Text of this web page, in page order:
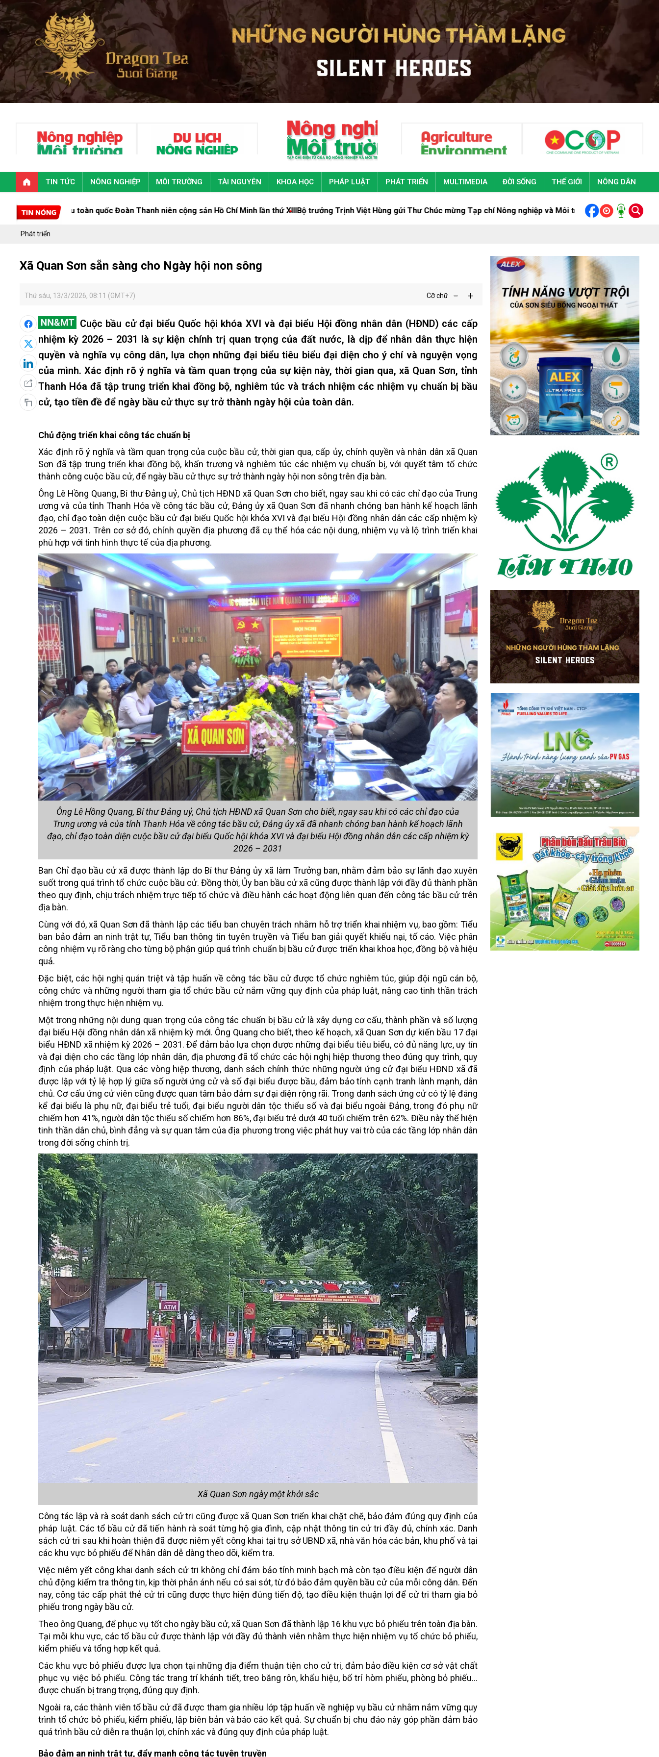
TIN TỨC NÔNG NGHIỆP MÔI TRƯỜNG TÀI NGUYÊN KHOA HỌC PHÁP LUẬT PHÁT TRIỂN MULTIMEDIA ĐỜI SỐNG THẾ GIỚI NÔNG DÂN
toàn quốc Đoàn Thanh niên cộng sản Hồ Chí Minh lần thứ XIIIBộ trưởng Trịnh Việt Hùng gửi Thư Chúc mừng Tạp chí Nông nghiệp và Môi trường nhân Kỷ niệm 101 năm Ngày Báo
Phát triển
Xã Quan Sơn sẵn sàng cho Ngày hội non sông
Thứ sáu, 13/3/2026, 08:11 (GMT+7) Cỡ chữ
Cuộc bầu cử đại biểu Quốc hội khóa XVI và đại biểu Hội đồng nhân dân (HĐND) các cấp
nhiệm kỳ 2026 – 2031 là sự kiện chính trị quan trọng của đất nước, là dịp để nhân dân thực hiện
quyền và nghĩa vụ công dân, lựa chọn những đại biểu tiêu biểu đại diện cho ý chí và nguyện vọng
của mình. Xác định rõ ý nghĩa và tầm quan trọng của sự kiện này, thời gian qua, xã Quan Sơn, tỉnh
Thanh Hóa đã tập trung triển khai đồng bộ, nghiêm túc và trách nhiệm các nhiệm vụ chuẩn bị bầu
cử, tạo tiền đề để ngày bầu cử thực sự trở thành ngày hội của toàn dân.
Chủ động triển khai công tác chuẩn bị
Xác định rõ ý nghĩa và tầm quan trọng của cuộc bầu cử, thời gian qua, cấp ủy, chính quyền và nhân dân xã Quan
Sơn đã tập trung triển khai đồng bộ, khẩn trương và nghiêm túc các nhiệm vụ chuẩn bị, với quyết tâm tổ chức
thành công cuộc bầu cử, để ngày bầu cử thực sự trở thành ngày hội non sông trên địa bàn.
Ông Lê Hồng Quang, Bí thư Đảng uỷ, Chủ tịch HĐND xã Quan Sơn cho biết, ngay sau khi có các chỉ đạo của Trung
ương và của tỉnh Thanh Hóa về công tác bầu cử, Đảng ủy xã Quan Sơn đã nhanh chóng ban hành kế hoạch lãnh
đạo, chỉ đạo toàn diện cuộc bầu cử đại biểu Quốc hội khóa XVI và đại biểu Hội đồng nhân dân các cấp nhiệm kỳ
2026 – 2031. Trên cơ sở đó, chính quyền địa phương đã cụ thể hóa các nội dung, nhiệm vụ và lộ trình triển khai
phù hợp với tình hình thực tế của địa phương.
Ông Lê Hồng Quang, Bí thư Đảng uỷ, Chủ tịch HĐND xã Quan Sơn cho biết, ngay sau khi có các chỉ đạo của
Trung ương và của tỉnh Thanh Hóa về công tác bầu cử, Đảng ủy xã đã nhanh chóng ban hành kế hoạch lãnh
đạo, chỉ đạo toàn diện cuộc bầu cử đại biểu Quốc hội khóa XVI và đại biểu Hội đồng nhân dân các cấp nhiệm kỳ
2026 – 2031
Ban Chỉ đạo bầu cử xã được thành lập do Bí thư Đảng ủy xã làm Trưởng ban, nhằm đảm bảo sự lãnh đạo xuyên
suốt trong quá trình tổ chức cuộc bầu cử. Đồng thời, Ủy ban bầu cử xã cũng được thành lập với đầy đủ thành phần
theo quy định, chịu trách nhiệm trực tiếp tổ chức và điều hành các hoạt động liên quan đến công tác bầu cử trên
địa bàn.
Cùng với đó, xã Quan Sơn đã thành lập các tiểu ban chuyên trách nhằm hỗ trợ triển khai nhiệm vụ, bao gồm: Tiểu
ban bảo đảm an ninh trật tự, Tiểu ban thông tin tuyên truyền và Tiểu ban giải quyết khiếu nại, tố cáo. Việc phân
công nhiệm vụ rõ ràng cho từng bộ phận giúp quá trình chuẩn bị bầu cử được triển khai khoa học, đồng bộ và hiệu
quả.
Đặc biệt, các hội nghị quán triệt và tập huấn về công tác bầu cử được tổ chức nghiêm túc, giúp đội ngũ cán bộ,
công chức và những người tham gia tổ chức bầu cử nắm vững quy định của pháp luật, nâng cao tinh thần trách
nhiệm trong thực hiện nhiệm vụ.
Một trong những nội dung quan trọng của công tác chuẩn bị bầu cử là xây dựng cơ cấu, thành phần và số lượng
đại biểu Hội đồng nhân dân xã nhiệm kỳ mới. Ông Quang cho biết, theo kế hoạch, xã Quan Sơn dự kiến bầu 17 đại
biểu HĐND xã nhiệm kỳ 2026 – 2031. Để đảm bảo lựa chọn được những đại biểu tiêu biểu, có đủ năng lực, uy tín
và đại diện cho các tầng lớp nhân dân, địa phương đã tổ chức các hội nghị hiệp thương theo đúng quy trình, quy
định của pháp luật. Qua các vòng hiệp thương, danh sách chính thức những người ứng cử đại biểu HĐND xã đã
được lập với tỷ lệ hợp lý giữa số người ứng cử và số đại biểu được bầu, đảm bảo tính cạnh tranh lành mạnh, dân
chủ. Cơ cấu ứng cử viên cũng được quan tâm bảo đảm sự đại diện rộng rãi. Trong danh sách ứng cử có tỷ lệ đáng
kể đại biểu là phụ nữ, đại biểu trẻ tuổi, đại biểu người dân tộc thiểu số và đại biểu ngoài Đảng, trong đó phụ nữ
chiếm hơn 41%, người dân tộc thiểu số chiếm hơn 86%, đại biểu trẻ dưới 40 tuổi chiếm trên 62%. Điều này thể hiện
tinh thần dân chủ, bình đẳng và sự quan tâm của địa phương trong việc phát huy vai trò của các tầng lớp nhân dân
trong đời sống chính trị.
Xã Quan Sơn ngày một khởi sắc
Công tác lập và rà soát danh sách cử tri cũng được xã Quan Sơn triển khai chặt chẽ, bảo đảm đúng quy định của
pháp luật. Các tổ bầu cử đã tiến hành rà soát từng hộ gia đình, cập nhật thông tin cử tri đầy đủ, chính xác. Danh
sách cử tri sau khi hoàn thiện đã được niêm yết công khai tại trụ sở UBND xã, nhà văn hóa các bản, khu phố và tại
các khu vực bỏ phiếu để Nhân dân dễ dàng theo dõi, kiểm tra.
Việc niêm yết công khai danh sách cử tri không chỉ đảm bảo tính minh bạch mà còn tạo điều kiện để người dân
chủ động kiểm tra thông tin, kịp thời phản ánh nếu có sai sót, từ đó bảo đảm quyền bầu cử của mỗi công dân. Đến
nay, công tác cấp phát thẻ cử tri cũng được thực hiện đúng tiến độ, tạo điều kiện thuận lợi để cử tri tham gia bỏ
phiếu trong ngày bầu cử.
Theo ông Quang, để phục vụ tốt cho ngày bầu cử, xã Quan Sơn đã thành lập 16 khu vực bỏ phiếu trên toàn địa bàn.
Tại mỗi khu vực, các tổ bầu cử được thành lập với đầy đủ thành viên nhằm thực hiện nhiệm vụ tổ chức bỏ phiếu,
kiểm phiếu và tổng hợp kết quả.
Các khu vực bỏ phiếu được lựa chọn tại những địa điểm thuận tiện cho cử tri, đảm bảo điều kiện cơ sở vật chất
phục vụ việc bỏ phiếu. Công tác trang trí khánh tiết, treo băng rôn, khẩu hiệu, bố trí hòm phiếu, phòng bỏ phiếu…
được chuẩn bị trang trọng, đúng quy định.
Ngoài ra, các thành viên tổ bầu cử đã được tham gia nhiều lớp tập huấn về nghiệp vụ bầu cử nhằm nắm vững quy
trình tổ chức bỏ phiếu, kiểm phiếu, lập biên bản và báo cáo kết quả. Sự chuẩn bị chu đáo này góp phần đảm bảo
quá trình bầu cử diễn ra thuận lợi, chính xác và đúng quy định của pháp luật.
Bảo đảm an ninh trật tự, đẩy mạnh công tác tuyên truyền